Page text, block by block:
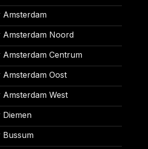
Amsterdam
Amsterdam Noord
Amsterdam Centrum
Amsterdam Oost
Amsterdam West
Diemen
Bussum